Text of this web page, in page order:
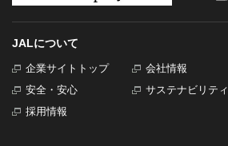
JALについて
企業サイトトップ 会社情報
安全・安心
サステナビリティ
採用情報